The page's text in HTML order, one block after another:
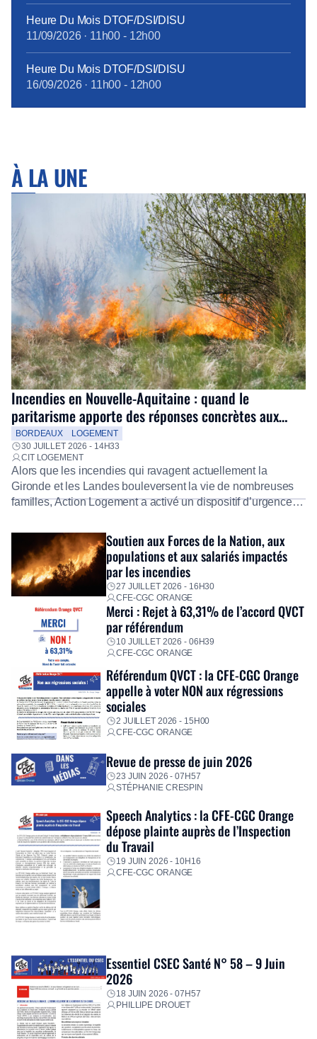
Heure Du Mois DTOF/DSI/DISU
11/09/2026· 11h00 - 12h00
Heure Du Mois DTOF/DSI/DISU
16/09/2026· 11h00 - 12h00
À LA UNE
Incendies en Nouvelle-Aquitaine : quand le
paritarisme apporte des réponses concrètes aux
salariés
BORDEAUX
LOGEMENT
30 JUILLET 2026 - 14H33
CIT LOGEMENT
Alors que les incendies qui ravagent actuellement la
Gironde et les Landes bouleversent la vie de nombreuses
familles, Action Logement a activé un dispositif d’urgence
Fidèle à sa mission d’utilité sociale, le Groupe mobilise
immédiatement ses équipes afin de proposer un diagnostic
personnalisé, des aides financières pour faire face aux
premières dépenses, […]
Soutien aux Forces de la Nation, aux
populations et aux salariés impactés
par les incendies
27 JUILLET 2026 - 16H30
CFE-CGC ORANGE
Merci : Rejet à 63,31% de l’accord QVCT
par référendum
10 JUILLET 2026 - 06H39
CFE-CGC ORANGE
Référendum QVCT : la CFE-CGC Orange
appelle à voter NON aux régressions
sociales
2 JUILLET 2026 - 15H00
CFE-CGC ORANGE
Revue de presse de juin 2026
23 JUIN 2026 - 07H57
STÉPHANIE CRESPIN
Speech Analytics : la CFE-CGC Orange
dépose plainte auprès de l’Inspection
du Travail
19 JUIN 2026 - 10H16
CFE-CGC ORANGE
Essentiel CSEC Santé N° 58 – 9 Juin
2026
18 JUIN 2026 - 07H57
PHILLIPE DROUET